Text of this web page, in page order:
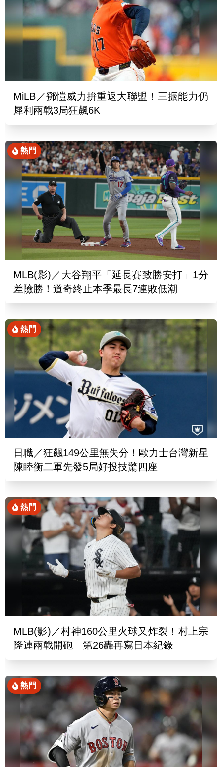
MiLB／鄧愷威力拚重返大聯盟！三振能力仍
犀利兩戰3局狂飆6K
熱門
MLB(影)／大谷翔平「延長賽致勝安打」1分
差險勝！道奇終止本季最長7連敗低潮
熱門
日職／狂飆149公里無失分！歐力士台灣新星
陳睦衡二軍先發5局好投技驚四座
熱門
MLB(影)／村神160公里火球又炸裂！村上宗
隆連兩戰開砲 第26轟再寫日本紀錄
熱門